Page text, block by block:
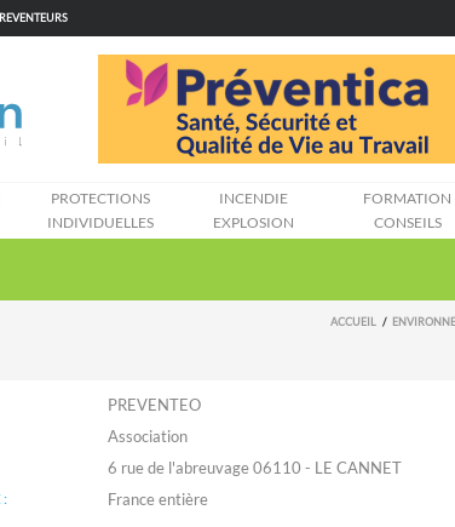
PROTECTIONS
INDIVIDUELLES
INCENDIE
EXPLOSION
FORMATION
CONSEILS
ACCUEIL
PREVENTEO
Association
6 rue de l'abreuvage 06110 - LE CANNET
: